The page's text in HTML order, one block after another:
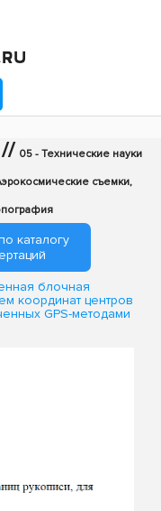
// 05 - Технические науки
съемки,
каталогу
блочная
координат центров
GPS-методами